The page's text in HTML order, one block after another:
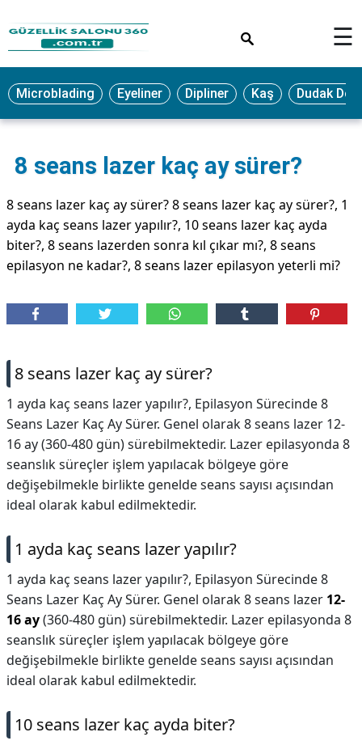
MAKYAJ
MİCROBLADİNG
LAZER
PROTEZ
TIRNAK
PEELİNG
BAKIMI
☰
Microblading Eyeliner Dipliner Kaş Dudak
8 seans lazer kaç ay sürer?
8 seans lazer kaç ay sürer? 8 seans lazer kaç ay sürer?, 1
ayda kaç seans lazer yapılır?, 10 seans lazer kaç ayda
biter?, 8 seans lazerden sonra kıl çıkar mı?, 8 seans
epilasyon ne kadar?, 8 seans lazer epilasyon yeterli mi?
8 seans lazer kaç ay sürer?
1 ayda kaç seans lazer yapılır?, Epilasyon Sürecinde 8
Seans Lazer Kaç Ay Sürer. Genel olarak 8 seans lazer 12-
16 ay (360-480 gün) sürebilmektedir. Lazer epilasyonda 8
seanslık süreçler işlem yapılacak bölgeye göre
değişebilmekle birlikte genelde seans sayısı açısından
ideal olarak kabul edilmektedir.
1 ayda kaç seans lazer yapılır?
1 ayda kaç seans lazer yapılır?, Epilasyon Sürecinde 8
Seans Lazer Kaç Ay Sürer. Genel olarak 8 seans lazer 12-
16 ay(360-480 gün) sürebilmektedir. Lazer epilasyonda 8
seanslık süreçler işlem yapılacak bölgeye göre
değişebilmekle birlikte genelde seans sayısı açısından
ideal olarak kabul edilmektedir.
10 seans lazer kaç ayda biter?